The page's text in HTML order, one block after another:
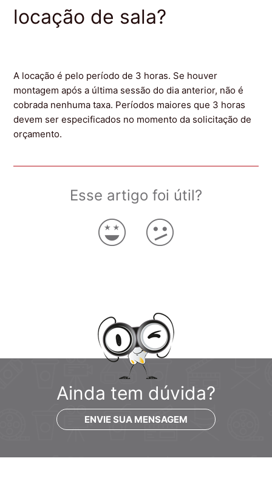
Qual é o período da locação de sala?
Posso exibir o meu próprio filme?
O que é o formato DCP?
Quem podemos procurar no dia do evento?
locação de sala?
A locação é pelo período de 3 horas. Se houver
montagem após a última sessão do dia anterior, não é
cobrada nenhuma taxa. Períodos maiores que 3 horas
devem ser especificados no momento da solicitação de
orçamento.
Esse artigo foi útil?
Ainda tem dúvida?
ENVIE SUA MENSAGEM